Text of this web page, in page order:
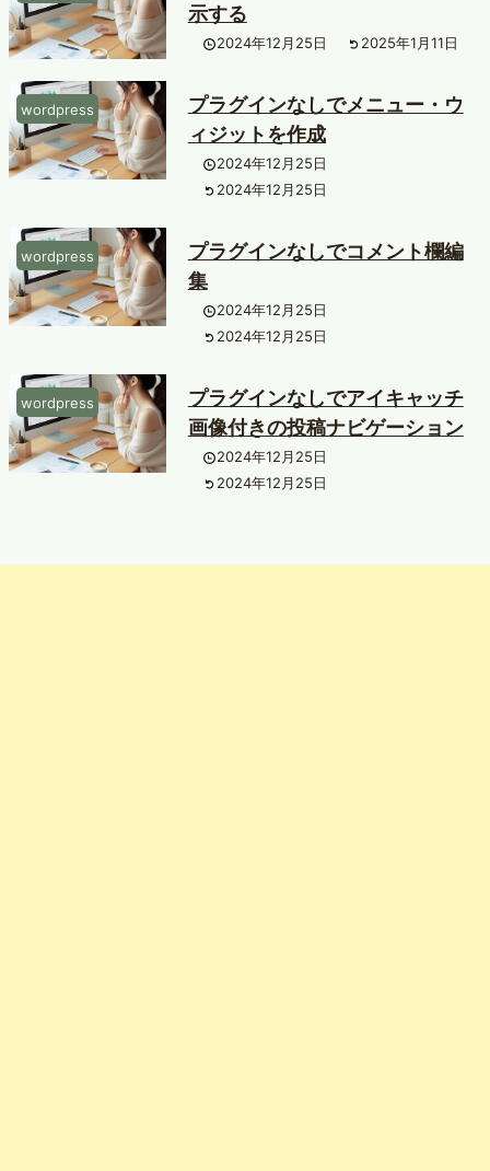
示する
2024年12月25日 2025年1月11日
wordpress
プラグインなしでメニュー・ウ
ィジットを作成
2024年12月25日
2024年12月25日
wordpress
プラグインなしでコメント欄編
集
2024年12月25日
2024年12月25日
wordpress
プラグインなしでアイキャッチ
画像付きの投稿ナビゲーション
2024年12月25日
2024年12月25日